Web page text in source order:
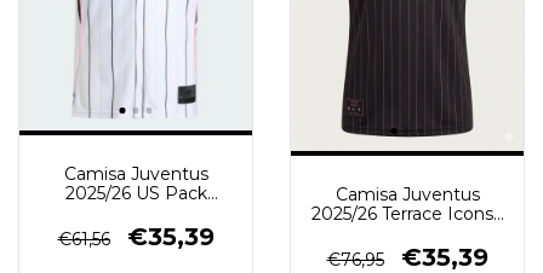
Camisa Juventus
2025/26 US Pack
Masculina - Preta -
Branca
€61,56 €35,39
Camisa Juventus
2025/26 Terrace Icons -
Preta - Rosa
€76,95 €35,39